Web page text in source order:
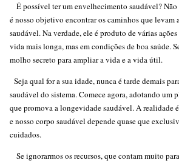
É possível ter um envelhecimento saudável?
é nosso objetivo encontrar os caminhos que levam
saudável. Na verdade, ele é produto de várias
vida mais longa, mas em condições de boa saúde.
molho secreto para ampliar a vida e a vida útil.
Seja qual for a sua idade, nunca é tarde demais
saudável do sistema. Comece agora, adotando um
que promova a longevidade saudável. A realidade
e nosso corpo saudável depende quase que
cuidados.
Se ignorarmos os recursos, que contam muito